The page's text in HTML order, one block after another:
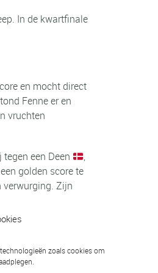
zoals cookies om
In de kwartfinale
en mocht direct
Fenne er en
vruchten
een Deen
,
golden score te
verwurging. Zijn
Volgend bericht